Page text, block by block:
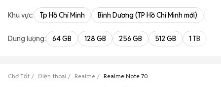
Khu vực: Tp Hồ Chí Minh Bình Dương (TP Hồ Chí Minh mới)
Dung lượng: 64 GB 128 GB 256 GB 512 GB 1 TB
Chợ Tốt Điện thoại Realme Realme Note 70